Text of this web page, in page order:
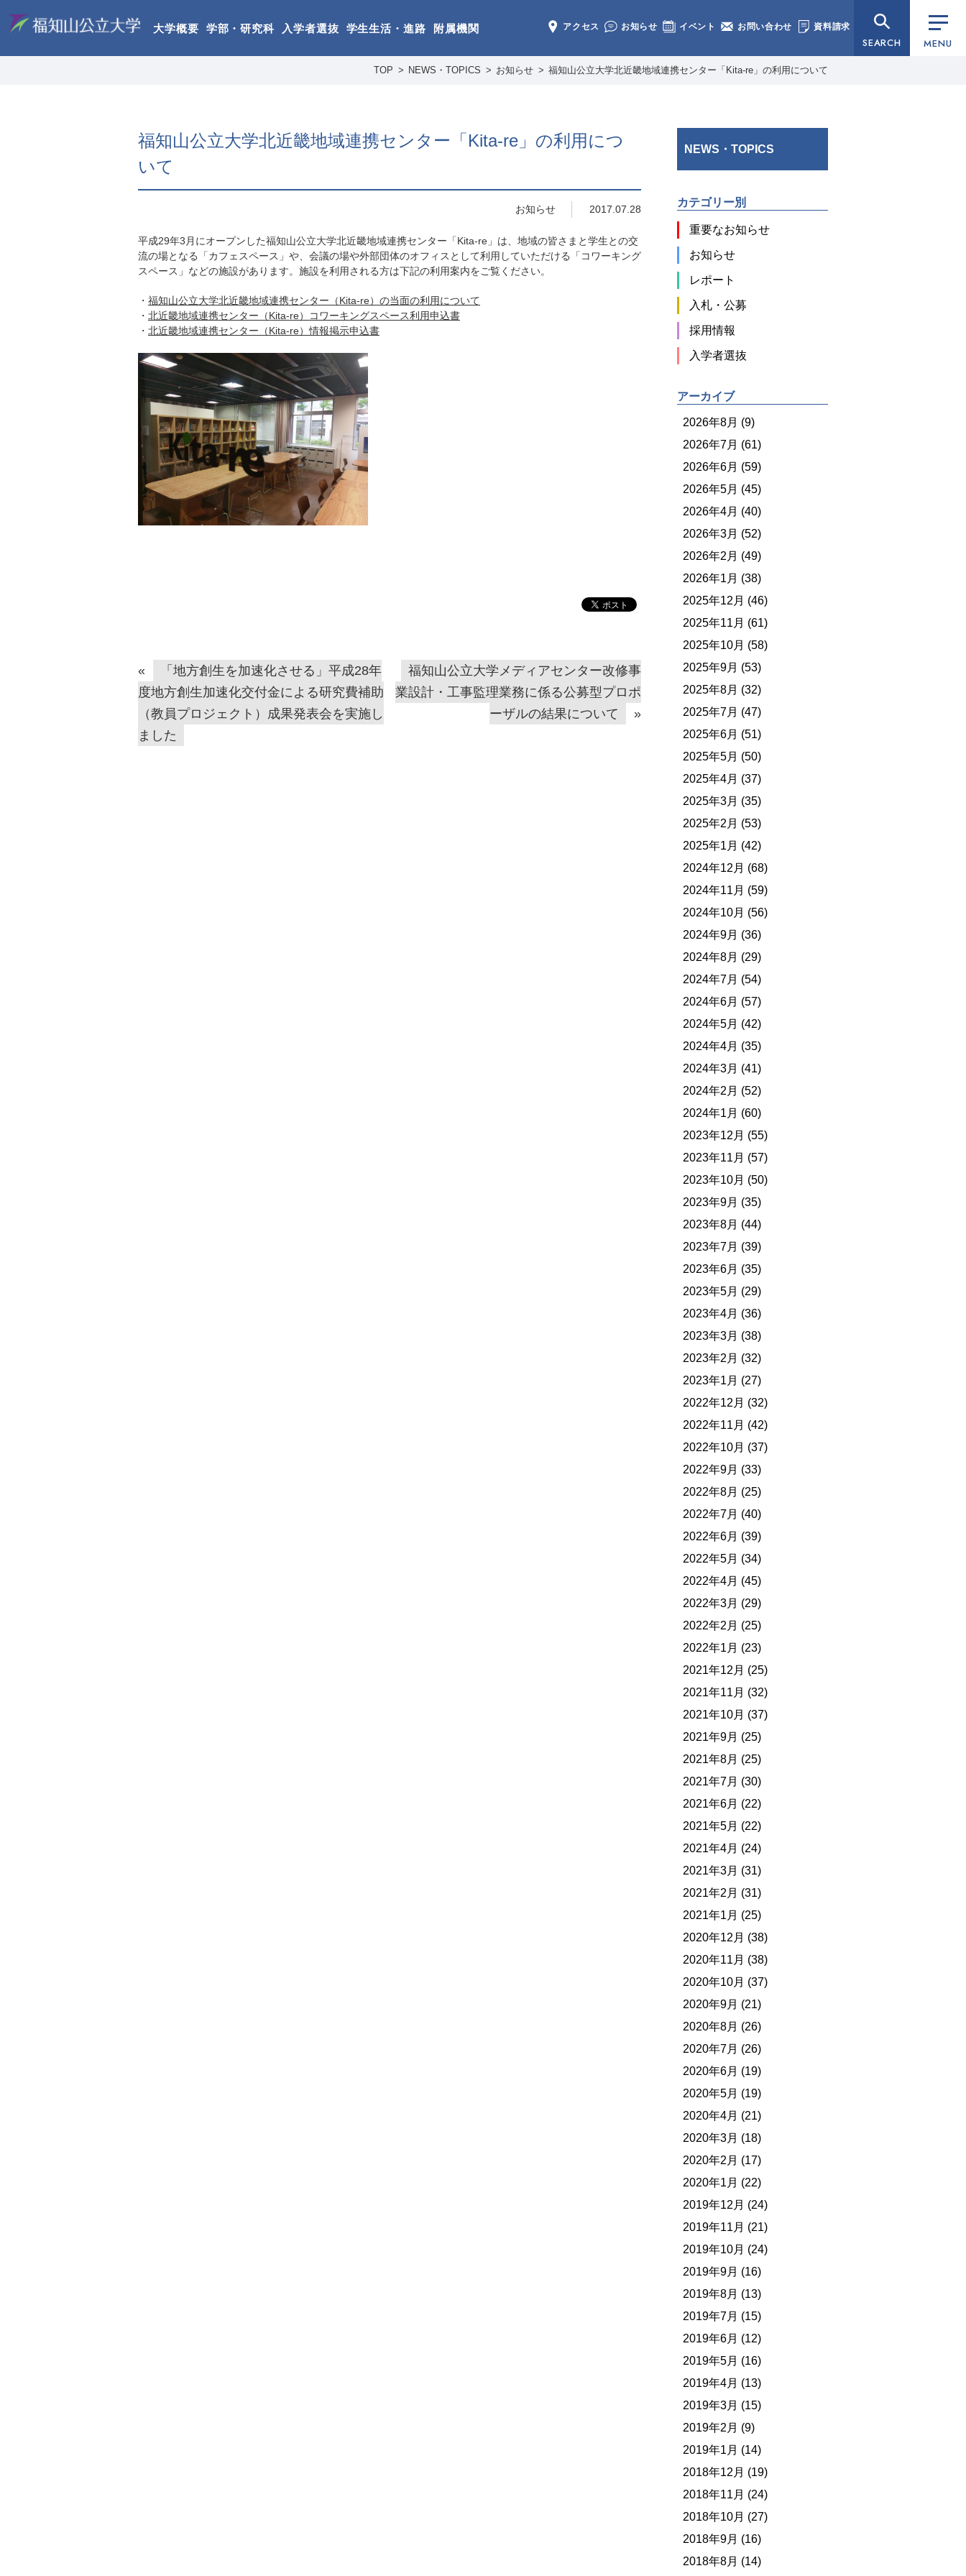
大学概要 学部・研究科 入学者選抜 学生生活・進路 附属機関 アクセス お知らせ イベント お問い合わせ 資料請求
SEARCH MENU
TOP NEWS・TOPICS お知らせ 福知山公立大学北近畿地域連携センター「Kita-re」の利用について
福知山公立大学北近畿地域連携センター「Kita-re」の利用につ
いて
お知らせ 2017.07.28
平成29年3月にオープンした福知山公立大学北近畿地域連携センター「Kita-re」は、地域の皆さまと学生との交
流の場となる「カフェスペース」や、会議の場や外部団体のオフィスとして利用していただける「コワーキング
スペース」などの施設があります。施設を利用される方は下記の利用案内をご覧ください。
・ 福知山公立大学北近畿地域連携センター（Kita-re）の当面の利用について
・ 北近畿地域連携センター（Kita-re）コワーキングスペース利用申込書
・ 北近畿地域連携センター（Kita-re）情報掲示申込書
«
「地方創生を加速化させる」平成28年
度地方創生加速化交付金による研究費補助
（教員プロジェクト）成果発表会を実施し
ました
福知山公立大学メディアセンター改修事
業設計・工事監理業務に係る公募型プロポ
ーザルの結果について
»
NEWS・TOPICS
カテゴリー別
重要なお知らせ
お知らせ
レポート
入札・公募
採用情報
入学者選抜
アーカイブ
2026年8月 (9)
2026年7月 (61)
2026年6月 (59)
2026年5月 (45)
2026年4月 (40)
2026年3月 (52)
2026年2月 (49)
2026年1月 (38)
2025年12月 (46)
2025年11月 (61)
2025年10月 (58)
2025年9月 (53)
2025年8月 (32)
2025年7月 (47)
2025年6月 (51)
2025年5月 (50)
2025年4月 (37)
2025年3月 (35)
2025年2月 (53)
2025年1月 (42)
2024年12月 (68)
2024年11月 (59)
2024年10月 (56)
2024年9月 (36)
2024年8月 (29)
2024年7月 (54)
2024年6月 (57)
2024年5月 (42)
2024年4月 (35)
2024年3月 (41)
2024年2月 (52)
2024年1月 (60)
2023年12月 (55)
2023年11月 (57)
2023年10月 (50)
2023年9月 (35)
2023年8月 (44)
2023年7月 (39)
2023年6月 (35)
2023年5月 (29)
2023年4月 (36)
2023年3月 (38)
2023年2月 (32)
2023年1月 (27)
2022年12月 (32)
2022年11月 (42)
2022年10月 (37)
2022年9月 (33)
2022年8月 (25)
2022年7月 (40)
2022年6月 (39)
2022年5月 (34)
2022年4月 (45)
2022年3月 (29)
2022年2月 (25)
2022年1月 (23)
2021年12月 (25)
2021年11月 (32)
2021年10月 (37)
2021年9月 (25)
2021年8月 (25)
2021年7月 (30)
2021年6月 (22)
2021年5月 (22)
2021年4月 (24)
2021年3月 (31)
2021年2月 (31)
2021年1月 (25)
2020年12月 (38)
2020年11月 (38)
2020年10月 (37)
2020年9月 (21)
2020年8月 (26)
2020年7月 (26)
2020年6月 (19)
2020年5月 (19)
2020年4月 (21)
2020年3月 (18)
2020年2月 (17)
2020年1月 (22)
2019年12月 (24)
2019年11月 (21)
2019年10月 (24)
2019年9月 (16)
2019年8月 (13)
2019年7月 (15)
2019年6月 (12)
2019年5月 (16)
2019年4月 (13)
2019年3月 (15)
2019年2月 (9)
2019年1月 (14)
2018年12月 (19)
2018年11月 (24)
2018年10月 (27)
2018年9月 (16)
2018年8月 (14)